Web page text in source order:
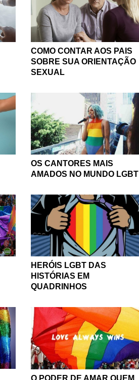
COMO CONTAR AOS PAIS
SOBRE SUA ORIENTAÇÃO
SEXUAL
OS CANTORES MAIS
AMADOS NO MUNDO LGBT
HERÓIS LGBT DAS
HISTÓRIAS EM
QUADRINHOS
O PODER DE AMAR QUEM